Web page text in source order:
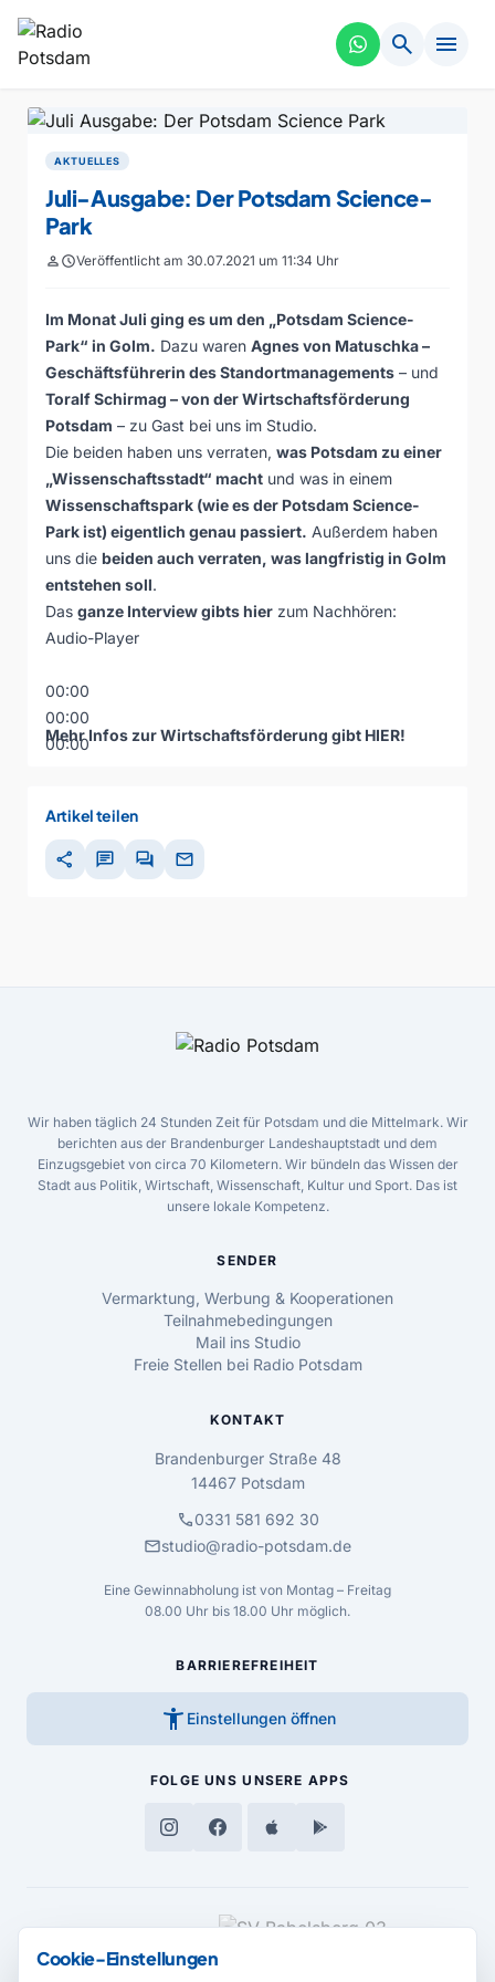
search menu
AKTUELLES
Juli-Ausgabe: Der Potsdam Science-
Park
personscheduleVeröffentlicht am 30.07.2021 um 11:34 Uhr
Im Monat Juli ging es um den „Potsdam Science-
Park“ in Golm. Dazu waren Agnes von Matuschka –
Geschäftsführerin des Standortmanagements – und
Toralf Schirmag – von der Wirtschaftsförderung
Potsdam – zu Gast bei uns im Studio.
Die beiden haben uns verraten, was Potsdam zu einer
„Wissenschaftsstadt“ macht und was in einem
Wissenschaftspark (wie es der Potsdam Science-
Park ist) eigentlich genau passiert. Außerdem haben
uns die beiden auch verraten, was langfristig in Golm
entstehen soll.
Das ganze Interview gibts hier zum Nachhören:
Audio-Player
00:00
00:00
00:00
Mehr Infos zur Wirtschaftsförderung gibt HIER!
Artikel teilen
share chat forum mail
Wir haben täglich 24 Stunden Zeit für Potsdam und die Mittelmark. Wir
berichten aus der Brandenburger Landeshauptstadt und dem
Einzugsgebiet von circa 70 Kilometern. Wir bündeln das Wissen der
Stadt aus Politik, Wirtschaft, Wissenschaft, Kultur und Sport. Das ist
unsere lokale Kompetenz.
SENDER
Vermarktung, Werbung & Kooperationen
Teilnahmebedingungen
Mail ins Studio
Freie Stellen bei Radio Potsdam
KONTAKT
Brandenburger Straße 48
14467 Potsdam
call0331 581 692 30
mailstudio@radio-potsdam.de
Eine Gewinnabholung ist von Montag – Freitag
08.00 Uhr bis 18.00 Uhr möglich.
BARRIEREFREIHEIT
accessibility_new Einstellungen öffnen
FOLGE UNS UNSERE APPS
MEDIENPARTNER
Cookie-Einstellungen